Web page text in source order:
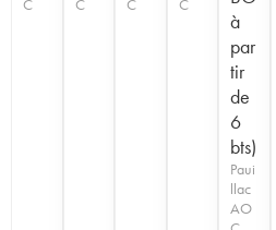
C
C
C
C
à
par
tir
de
6
bts)
Paui
llac
AO